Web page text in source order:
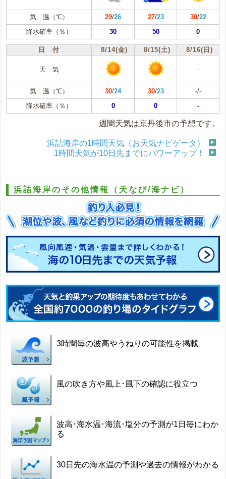
気 温（℃） 29/26 27/23 30/22
降水確率（％）
30 50 0
日 付 8/14(金) 8/15(土) 8/16(日)
天 気 -
気 温（℃） 30/24 30/23 -/-
降水確率（％）
0 0 -
週間天気は京丹後市の予想です。
浜詰海岸の1時間天気（お天気ナビゲータ）
1時間天気が10日先までにパワーアップ！
浜詰海岸のその他情報（天なび/海ナビ）
3時間毎の波高やうねりの可能性を掲載
風の吹き方や風上･風下の確認に役立つ
波高･海水温･海流･塩分の予測が1日毎にわか
る
30日先の海水温の予測や過去の情報がわかる